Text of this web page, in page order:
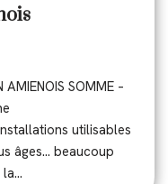
AMIENOIS SOMME –
utilisables
âges… beaucoup